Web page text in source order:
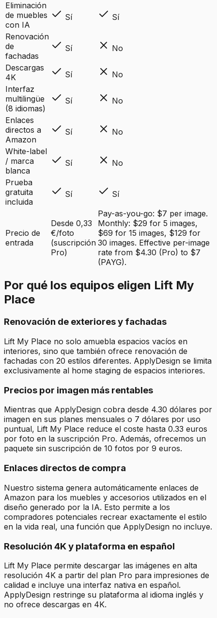
Eliminación
de muebles
con IA
Sí
Sí
Renovación
de
fachadas
Sí
No
Descargas
4K
Sí
No
Interfaz
multilingüe
(8 idiomas)
Sí
No
Enlaces
directos a
Amazon
Sí
No
White-label
/ marca
blanca
Sí
No
Prueba
gratuita
incluida
Sí Sí
Precio de
entrada
Desde 0,33
€/foto
(suscripción
Pro)
Pay-as-you-go: $7 per image.
Monthly: $29 for 5 images,
$69 for 15 images, $129 for
30 images. Effective per-image
rate from $4.30 (Pro) to $7
(PAYG).
Por qué los equipos eligen Lift My
Place
Renovación de exteriores y fachadas
Lift My Place no solo amuebla espacios vacíos en
interiores, sino que también ofrece renovación de
fachadas con 20 estilos diferentes. ApplyDesign se limita
exclusivamente al home staging de espacios interiores.
Precios por imagen más rentables
Mientras que ApplyDesign cobra desde 4.30 dólares por
imagen en sus planes mensuales o 7 dólares por uso
puntual, Lift My Place reduce el coste hasta 0.33 euros
por foto en la suscripción Pro. Además, ofrecemos un
paquete sin suscripción de 10 fotos por 9 euros.
Enlaces directos de compra
Nuestro sistema genera automáticamente enlaces de
Amazon para los muebles y accesorios utilizados en el
diseño generado por la IA. Esto permite a los
compradores potenciales recrear exactamente el estilo
en la vida real, una función que ApplyDesign no incluye.
Resolución 4K y plataforma en español
Lift My Place permite descargar las imágenes en alta
resolución 4K a partir del plan Pro para impresiones de
calidad e incluye una interfaz nativa en español.
ApplyDesign restringe su plataforma al idioma inglés y
no ofrece descargas en 4K.